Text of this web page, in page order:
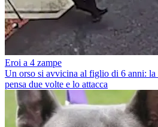
Eroi a 4 zampe
Un orso si avvicina al figlio di 6 anni:
pensa due volte e lo attacca